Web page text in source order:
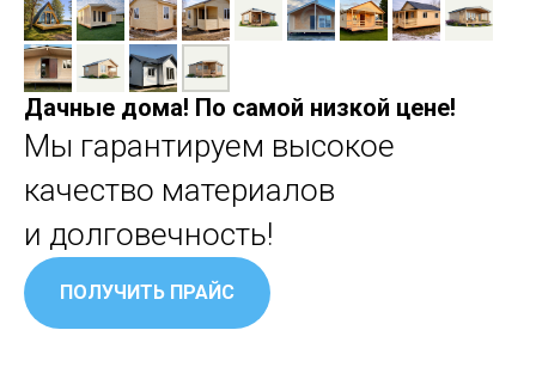
Дачные дома! По самой низкой цене!
Мы гарантируем высокое
качество материалов
и долговечность!
ПОЛУЧИТЬ ПРАЙС